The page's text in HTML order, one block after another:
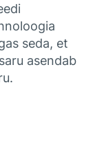
seda, et
asendab